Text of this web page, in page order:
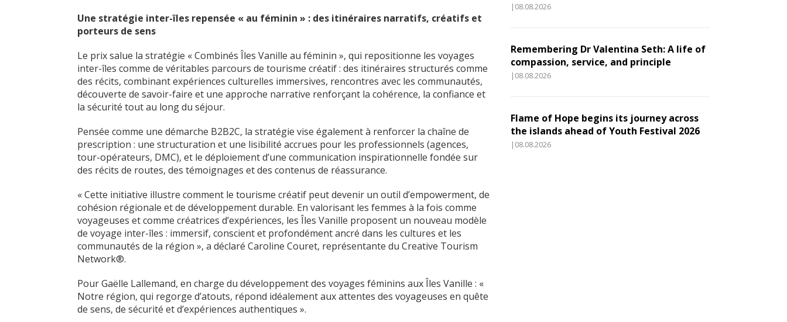
Une stratégie inter-îles repensée « au féminin » : des itinéraires narratifs, créatifs et
porteurs de sens
Le prix salue la stratégie « Combinés Îles Vanille au féminin », qui repositionne les voyages
inter-îles comme de véritables parcours de tourisme créatif : des itinéraires structurés comme
des récits, combinant expériences culturelles immersives, rencontres avec les communautés,
découverte de savoir-faire et une approche narrative renforçant la cohérence, la confiance et
la sécurité tout au long du séjour.
Pensée comme une démarche B2B2C, la stratégie vise également à renforcer la chaîne de
prescription : une structuration et une lisibilité accrues pour les professionnels (agences,
tour-opérateurs, DMC), et le déploiement d’une communication inspirationnelle fondée sur
des récits de routes, des témoignages et des contenus de réassurance.
« Cette initiative illustre comment le tourisme créatif peut devenir un outil d’empowerment, de
cohésion régionale et de développement durable. En valorisant les femmes à la fois comme
voyageuses et comme créatrices d’expériences, les Îles Vanille proposent un nouveau modèle
de voyage inter-îles : immersif, conscient et profondément ancré dans les cultures et les
communautés de la région », a déclaré Caroline Couret, représentante du Creative Tourism
Network®.
Pour Gaëlle Lallemand, en charge du développement des voyages féminins aux Îles Vanille : «
Notre région, qui regorge d’atouts, répond idéalement aux attentes des voyageuses en quête
de sens, de sécurité et d’expériences authentiques ».
|08.08.2026
Remembering Dr Valentina Seth: A life of
compassion, service, and principle
|08.08.2026
Flame of Hope begins its journey across
the islands ahead of Youth Festival 2026
|08.08.2026